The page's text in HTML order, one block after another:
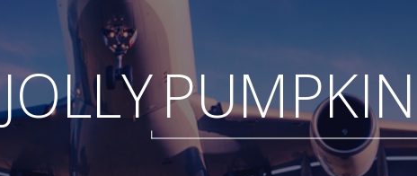
JOLLYPUMPKIN